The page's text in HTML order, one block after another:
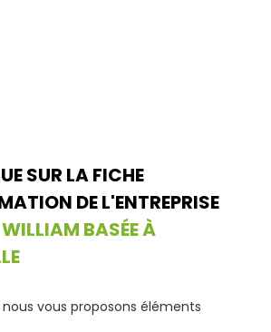
SUR LA FICHE
DE L'ENTREPRISE
BASÉE À
vous proposons éléments